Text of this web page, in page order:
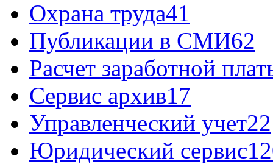
Охрана труда41
Публикации в СМИ62
Расчет заработной
Сервис архив17
Управленческий учет22
Юридический сервис